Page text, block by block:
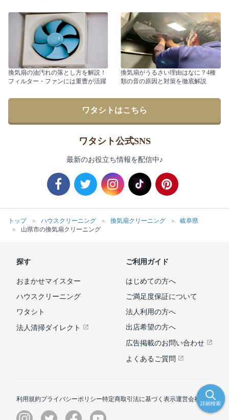
換気扇の油汚れの落とし方を解説！
フィルター・ファンには重曹が活躍
換気扇がうるさい理由はなに？4種
類の音の原因と対策を徹底解説
ワタシトはこちら
ワタシト公式SNS
最新のお役立ち情報を配信中♪
トップ ハウスクリーニング 換気扇クリーニング
岐阜県
山県市の換気扇クリーニング
詳細検索
探す
おまかせマイスター
ハウスクリーニング
ワタシト
法人清掃ダイレクト
ご利用ガイド
はじめての方へ
ご満足度保証について
法人利用の方へ
出店希望の方へ
広告掲載のお問い合わせ
よくあるご質問
利用規約プライバシーポリシー特定商取引法に基づく表示運営会社